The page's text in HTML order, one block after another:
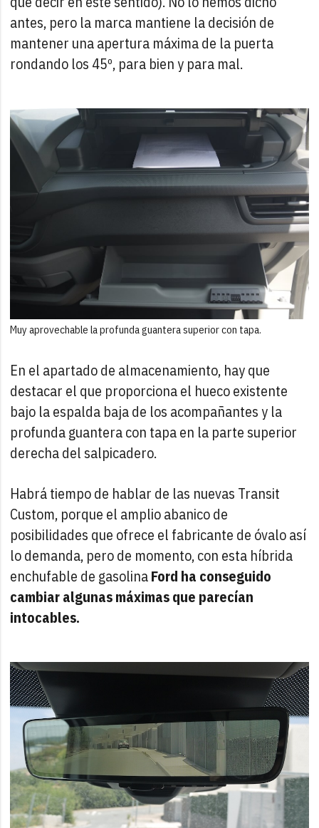
antes, pero la marca mantiene la decisión de
mantener una apertura máxima de la puerta
rondando los 45º, para bien y para mal.
Muy aprovechable la profunda guantera superior con tapa.
En el apartado de almacenamiento, hay que
destacar el que proporciona el hueco existente
bajo la espalda baja de los acompañantes y la
profunda guantera con tapa en la parte superior
derecha del salpicadero.
Habrá tiempo de hablar de las nuevas Transit
Custom, porque el amplio abanico de
posibilidades que ofrece el fabricante de óvalo así
lo demanda, pero de momento, con esta híbrida
enchufable de gasolinaFord ha conseguido
cambiar algunas máximas que parecían
intocables.